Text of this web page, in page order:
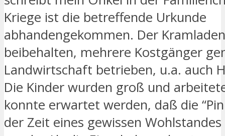
Kriege ist die betreffende Urkunde
abhandengekommen. Der
beibehalten, mehrere Kostgänger
Landwirtschaft betrieben, u.a. auch
Die Kinder wurden groß und
konnte erwartet werden, daß die
der Zeit eines gewissen